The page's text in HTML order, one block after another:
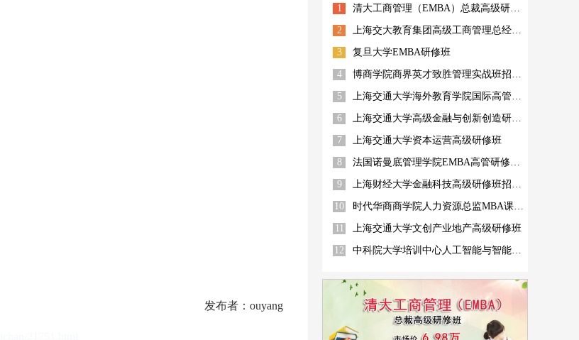
发布者：ouyang
1 清大工商管理（EMBA）总裁高级研修班
2 上海交大教育集团高级工商管理总经理高管班招生简章
3 复旦大学EMBA研修班
4 博商学院商界英才致胜管理实战班招生简章
5 上海交通大学海外教育学院国际高管高级工商管理研修班
6 上海交通大学高级金融与创新创造研修班
7 上海交通大学资本运营高级研修班
8 法国诺曼底管理学院EMBA高管研修上海班
9 上海财经大学金融科技高级研修班招生简章
10 时代华商商学院人力资源总监MBA课程高级研修班
11 上海交通大学文创产业地产高级研修班
12 中科院大学培训中心人工智能与智能产业化高级研修班